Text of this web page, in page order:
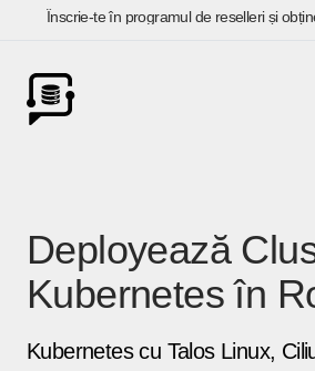
Deployează
Kubernetes în
Kubernetes cu Talos Linux,